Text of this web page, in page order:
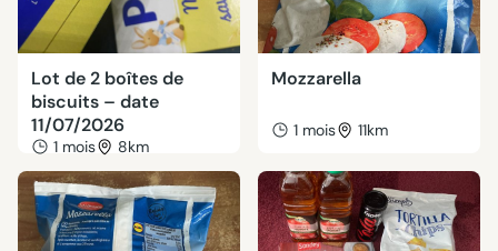
Lot de 2 boîtes de
biscuits – date
11/07/2026
1 mois 8km
Mozzarella
1 mois 11km